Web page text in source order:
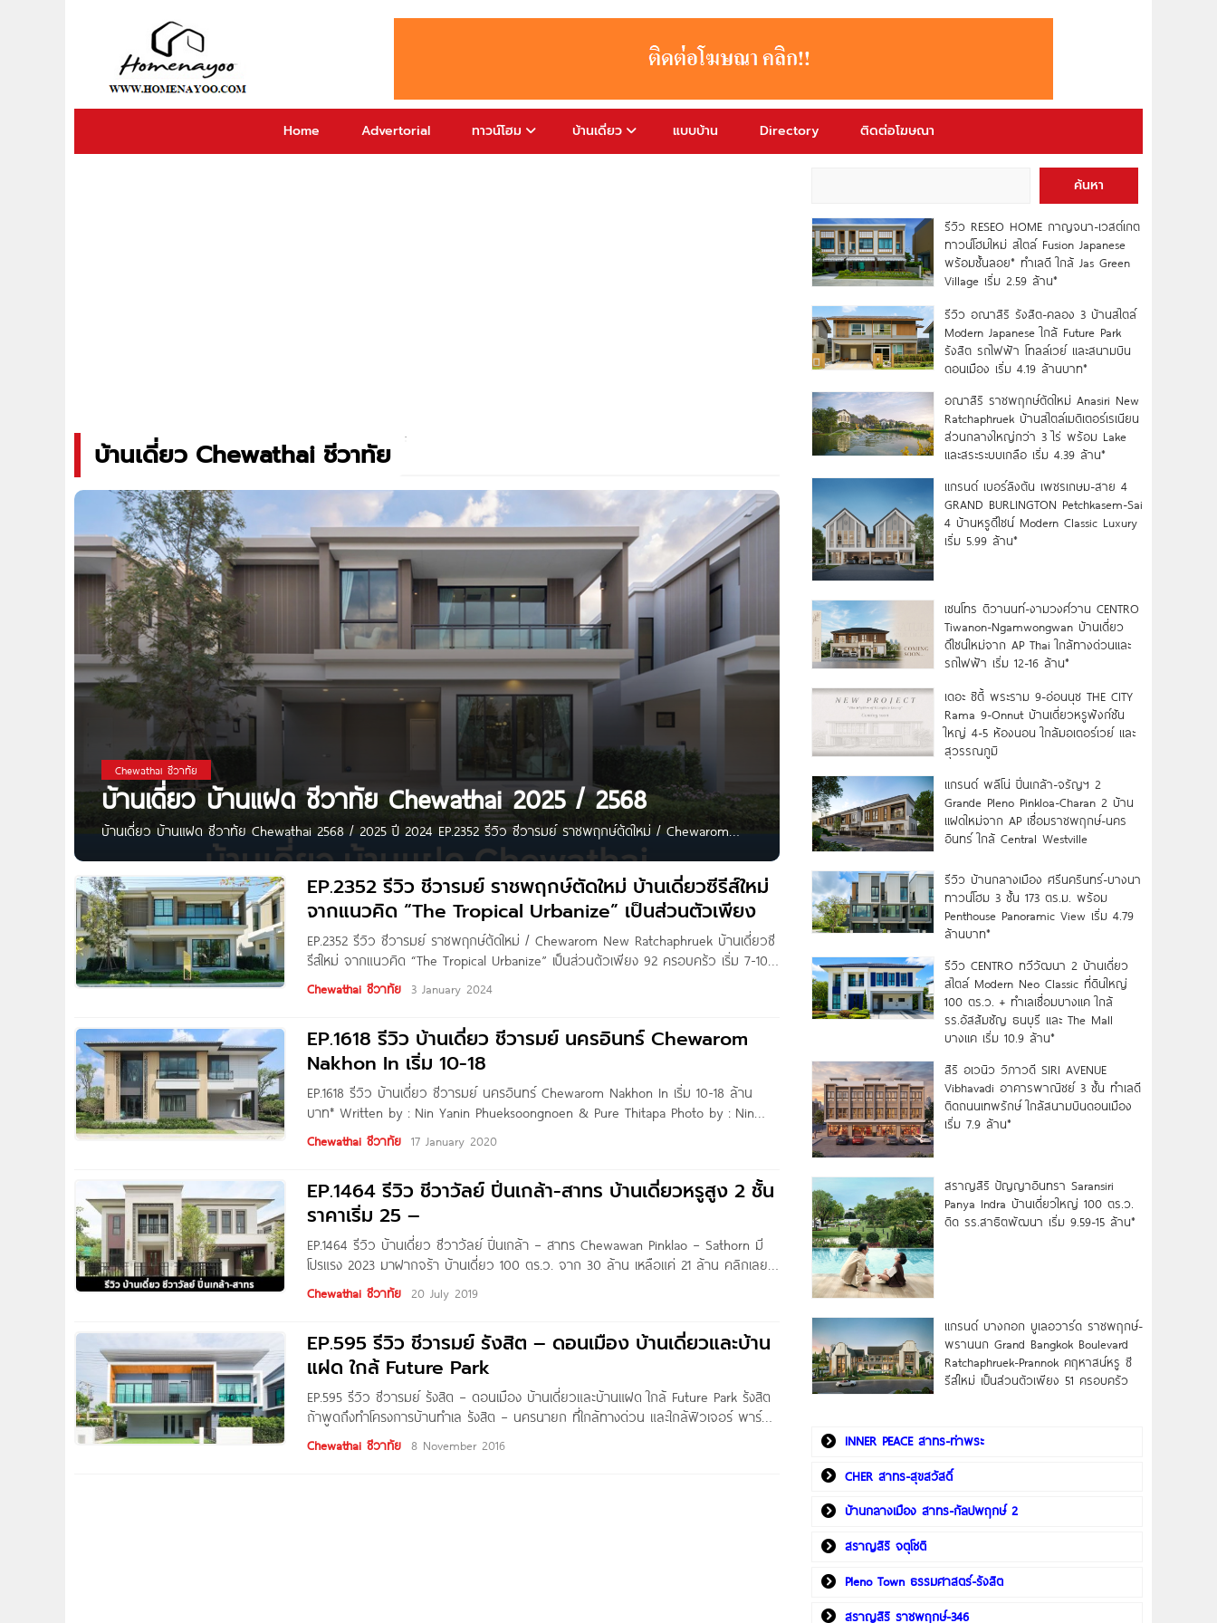
Home Advertorial ทาวน์โฮม บ้านเดี่ยว แบบบ้าน Directory ติดต่อโฆษณา
บ้านเดี่ยว Chewathai ชีวาทัย
Chewathai ชีวาทัย
บ้านเดี่ยว บ้านแฝด ชีวาทัย Chewathai 2025 / 2568
บ้านเดี่ยว บ้านแฝด ชีวาทัย Chewathai 2568 / 2025 ปี 2024 EP.2352 รีวิว ชีวารมย์ ราชพฤกษ์ตัดใหม่ / Chewarom
New Ratchaphruek ปี 2020 EP.1618 รีวิว บ้านเดี่ยว ชีวารมย์ นครอินทร์ Chewarom Nakhon In เริ่ม 10-18
EP.2352 รีวิว ชีวารมย์ ราชพฤกษ์ตัดใหม่ บ้านเดี่ยวซีรีส์ใหม่
จากแนวคิด “The Tropical Urbanize” เป็นส่วนตัวเพียง
EP.2352 รีวิว ชีวารมย์ ราชพฤกษ์ตัดใหม่ / Chewarom New Ratchaphruek บ้านเดี่ยวซี
รีส์ใหม่ จากแนวคิด “The Tropical Urbanize” เป็นส่วนตัวเพียง 92 ครอบครัว เริ่ม 7-10
ล้าน* Written by : Pure Thitapa สวัสดี คุณผู้อ่าน Homenayoo ทุกคนค่ะ วันนี้เราจะ
พาไปชมโครงการ ‘ชีวารมย์
Chewathai ชีวาทัย 3 January 2024
EP.1618 รีวิว บ้านเดี่ยว ชีวารมย์ นครอินทร์ Chewarom
Nakhon In เริ่ม 10-18
EP.1618 รีวิว บ้านเดี่ยว ชีวารมย์ นครอินทร์ Chewarom Nakhon In เริ่ม 10-18 ล้าน
บาท* Written by : Nin Yanin Phueksoongnoen & Pure Thitapa Photo by : Nin
Yanin Phueksoongnoen & Eins Gannika สวัสดีค่ะ คุณผู้อ่านทุกท่าน
Chewathai ชีวาทัย 17 January 2020
EP.1464 รีวิว ชีวาวัลย์ ปิ่นเกล้า-สาทร บ้านเดี่ยวหรูสูง 2 ชั้น
ราคาเริ่ม 25 –
EP.1464 รีวิว บ้านเดี่ยว ชีวาวัลย์ ปิ่นเกล้า – สาทร Chewawan Pinklao – Sathorn มี
โปรแรง 2023 มาฝากจร้า บ้านเดี่ยว 100 ตร.ว. จาก 30 ล้าน เหลือแค่ 21 ล้าน คลิกเลย
Written by : Nin Yanin สวัสดีค่ะผู้อ่านชาว
Chewathai ชีวาทัย 20 July 2019
EP.595 รีวิว ชีวารมย์ รังสิต – ดอนเมือง บ้านเดี่ยวและบ้าน
แฝด ใกล้ Future Park
EP.595 รีวิว ชีวารมย์ รังสิต – ดอนเมือง บ้านเดี่ยวและบ้านแฝด ใกล้ Future Park รังสิต
ถ้าพูดถึงทำโครงการบ้านทำเล รังสิต – นครนายก ที่ใกล้ทางด่วน และใกล้ฟิวเจอร์ พาร์ค
รังสิต มากที่สุด ต้องยกให้ ชีวารมย์ รังสิต – ดอนเมือง บ้านเดี่ยว 2 ชั้น 4 ห้องนอน
Chewathai ชีวาทัย 8 November 2016
ค้นหา
รีวิว RESEO HOME กาญจนา-เวสต์เกต
ทาวน์โฮมใหม่ สไตล์ Fusion Japanese
พร้อมชั้นลอย* ทำเลดี ใกล้ Jas Green
Village เริ่ม 2.59 ล้าน*
รีวิว อณาสิริ รังสิต-คลอง 3 บ้านสไตล์
Modern Japanese ใกล้ Future Park
รังสิต รถไฟฟ้า โทลล์เวย์ และสนามบิน
ดอนเมือง เริ่ม 4.19 ล้านบาท*
อณาสิริ ราชพฤกษ์ตัดใหม่ Anasiri New
Ratchaphruek บ้านสไตล์เมดิเตอร์เรเนียน
ส่วนกลางใหญ่กว่า 3 ไร่ พร้อม Lake
และสระระบบเกลือ เริ่ม 4.39 ล้าน*
แกรนด์ เบอร์ลิงตัน เพชรเกษม-สาย 4
GRAND BURLINGTON Petchkasem-Sai
4 บ้านหรูดีไซน์ Modern Classic Luxury
เริ่ม 5.99 ล้าน*
เซนโทร ติวานนท์-งามวงศ์วาน CENTRO
Tiwanon-Ngamwongwan บ้านเดี่ยว
ดีไซน์ใหม่จาก AP Thai ใกล้ทางด่วนและ
รถไฟฟ้า เริ่ม 12-16 ล้าน*
เดอะ ซิตี้ พระราม 9-อ่อนนุช THE CITY
Rama 9-Onnut บ้านเดี่ยวหรูฟังก์ชัน
ใหญ่ 4-5 ห้องนอน ใกล้มอเตอร์เวย์ และ
สุวรรณภูมิ
แกรนด์ พลีโน่ ปิ่นเกล้า-จรัญฯ 2
Grande Pleno Pinkloa-Charan 2 บ้าน
แฝดใหม่จาก AP เชื่อมราชพฤกษ์-นคร
อินทร์ ใกล้ Central Westville
รีวิว บ้านกลางเมือง ศรีนครินทร์-บางนา
ทาวน์โฮม 3 ชั้น 173 ตร.ม. พร้อม
Penthouse Panoramic View เริ่ม 4.79
ล้านบาท*
รีวิว CENTRO ทวีวัฒนา 2 บ้านเดี่ยว
สไตล์ Modern Neo Classic ที่ดินใหญ่
100 ตร.ว. + ทำเลเชื่อมบางแค ใกล้
รร.อัสสัมชัญ ธนบุรี และ The Mall
บางแค เริ่ม 10.9 ล้าน*
สิริ อเวนิว วิภาวดี SIRI AVENUE
Vibhavadi อาคารพาณิชย์ 3 ชั้น ทำเลดี
ติดถนนเทพรักษ์ ใกล้สนามบินดอนเมือง
เริ่ม 7.9 ล้าน*
สราญสิริ ปัญญาอินทรา Saransiri
Panya Indra บ้านเดี่ยวใหญ่ 100 ตร.ว.
ดิด รร.สาธิตพัฒนา เริ่ม 9.59-15 ล้าน*
แกรนด์ บางกอก บูเลอวาร์ด ราชพฤกษ์-
พรานนก Grand Bangkok Boulevard
Ratchaphruek-Prannok คฤหาสน์หรู ซี
รีส์ใหม่ เป็นส่วนตัวเพียง 51 ครอบครัว
INNER PEACE สาทร-ท่าพระ
CHER สาทร-สุขสวัสดิ์
บ้านกลางเมือง สาทร-กัลปพฤกษ์ 2
สราญสิริ จตุโชติ
Pleno Town ธรรมศาสตร์-รังสิต
สราญสิริ ราชพฤกษ์-346